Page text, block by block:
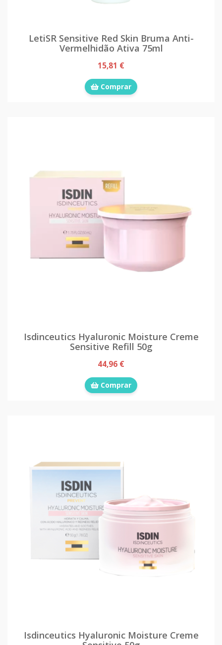
LetiSR Sensitive Red Skin Bruma Anti-
Vermelhidão Ativa 75ml
15,81 €
Comprar
Isdinceutics Hyaluronic Moisture Creme
Sensitive Refill 50g
44,96 €
Comprar
Isdinceutics Hyaluronic Moisture Creme